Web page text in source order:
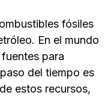
fósiles
En el mundo
para
del tiempo es
estos recursos,